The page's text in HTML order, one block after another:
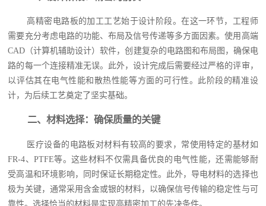
高精密电路板的加工工艺始于设计阶段。在这一环节，工程师
需要充分考虑电路的功能、布局及信号传递等多方面因素。使用高端
CAD（计算机辅助设计）软件，创建复杂的电路图和布局图，确保电
路的每一个连接精准无误。此外，设计完成后需要经过严格的评审，
以评估其在电气性能和散热性能等方面的可行性。此阶段的精准设
计，为后续工艺奠定了坚实基础。
二、材料选择：确保质量的关键
医疗设备的电路板对材料有较高的要求，常使用特定的基材如
FR-4、PTFE等。这些材料不仅需具备优良的电气性能，还需能够耐
受高温和环境影响，同时保证长期稳定性。此外，导电材料的选择也
极为关键，通常采用含金或银的材料，以确保信号传输的稳定性与可
靠性。选择恰当的材料是实现高精密加工的先决条件。